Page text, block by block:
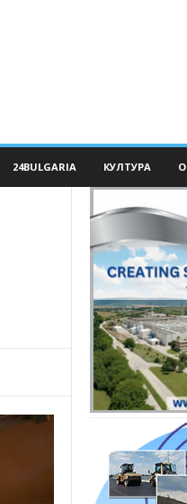
24BULGARIA КУЛТУРА